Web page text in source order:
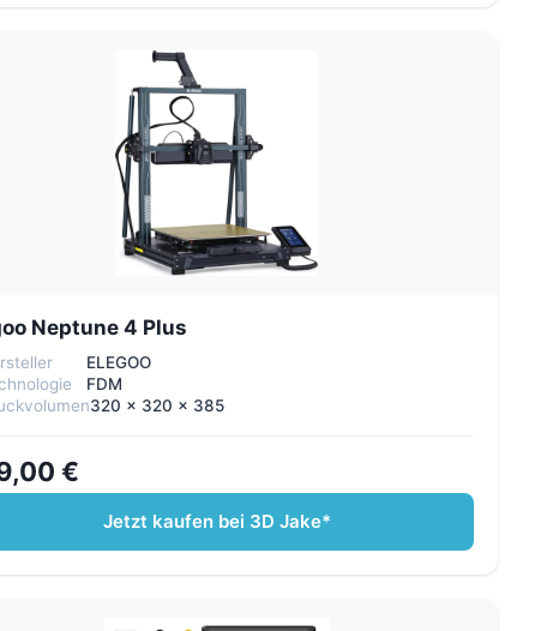
Neptune 4 Plus
ELEGOO
FDM
320 x 320 x 385
€
Jetzt kaufen bei 3D Jake*